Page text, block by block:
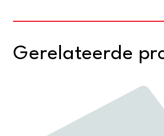
Gerelateerde